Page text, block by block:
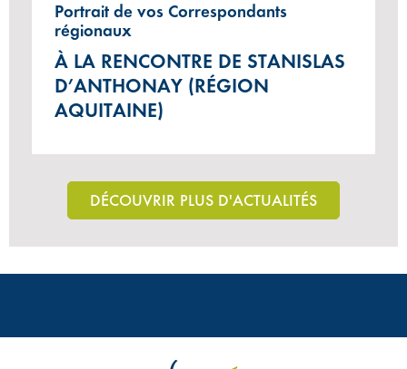
Portrait de vos Correspondants
régionaux
À LA RENCONTRE DE STANISLAS
D’ANTHONAY (RÉGION
AQUITAINE)
DÉCOUVRIR PLUS D'ACTUALITÉS